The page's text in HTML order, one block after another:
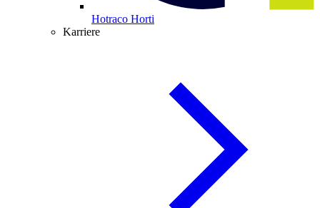
Hotraco Horti
Karriere